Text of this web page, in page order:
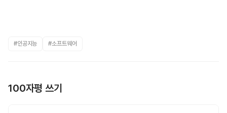
#인공지능 #소프트웨어
100자평 쓰기